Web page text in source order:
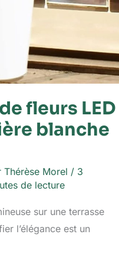
fleurs LED
blanche
Thérèse Morel / 3
de lecture
sur une terrasse
l’élégance est un